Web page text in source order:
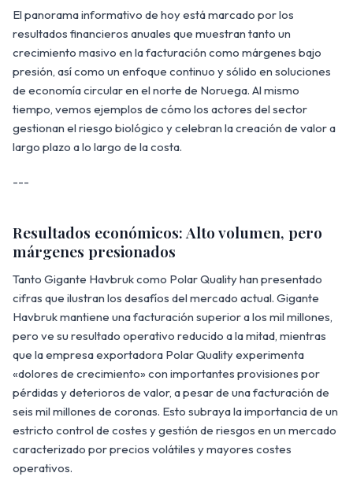
El panorama informativo de hoy está marcado por los
resultados financieros anuales que muestran tanto un
crecimiento masivo en la facturación como márgenes bajo
presión, así como un enfoque continuo y sólido en soluciones
de economía circular en el norte de Noruega. Al mismo
tiempo, vemos ejemplos de cómo los actores del sector
gestionan el riesgo biológico y celebran la creación de valor a
largo plazo a lo largo de la costa.
---
Resultados económicos: Alto volumen, pero
márgenes presionados
Tanto Gigante Havbruk como Polar Quality han presentado
cifras que ilustran los desafíos del mercado actual. Gigante
Havbruk mantiene una facturación superior a los mil millones,
pero ve su resultado operativo reducido a la mitad, mientras
que la empresa exportadora Polar Quality experimenta
«dolores de crecimiento» con importantes provisiones por
pérdidas y deterioros de valor, a pesar de una facturación de
seis mil millones de coronas. Esto subraya la importancia de un
estricto control de costes y gestión de riesgos en un mercado
caracterizado por precios volátiles y mayores costes
operativos.